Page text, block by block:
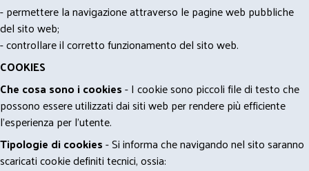
- permettere la navigazione attraverso le pagine web pubbliche
del sito web;
- controllare il corretto funzionamento del sito web.
COOKIES
Che cosa sono i cookies- I cookie sono piccoli file di testo che
possono essere utilizzati dai siti web per rendere più efficiente
l'esperienza per l'utente.
Tipologie di cookies- Si informa che navigando nel sito saranno
scaricati cookie definiti tecnici, ossia: